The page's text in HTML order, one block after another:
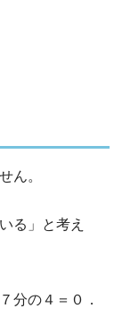
ん。
る」と考え
分の４＝０．